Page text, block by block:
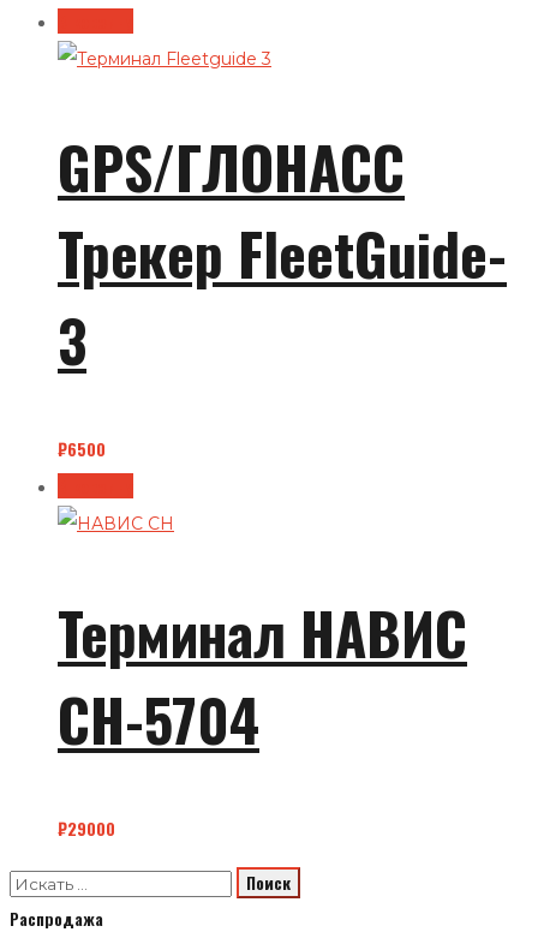
GPS/ГЛОНАСС
Трекер FleetGuide-
3
₽6500
Терминал НАВИС
СН-5704
₽29000
Распродажа